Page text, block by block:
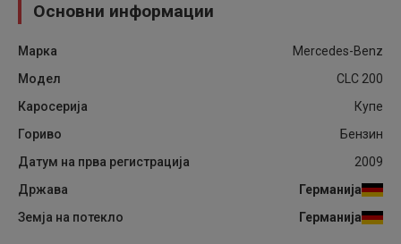
Основни информации
Марка
Mercedes-Benz
Модел
CLC 200
Каросерија
Купе
Гориво
Бензин
Датум на прва регистрација
2009
Држава
Германија
Земја на потекло
Германија